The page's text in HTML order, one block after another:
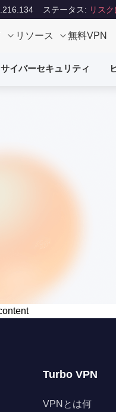
ステータス: リス
リソース 無料VPN
サイバーセキュリティ
Turbo VPN
VPNとは何